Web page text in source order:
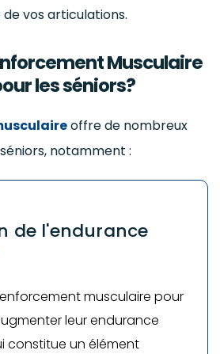
vos articulations.
Musculaire
les séniors?
offre de nombreux
notamment :
de l'endurance
musculaire pour
leur endurance
constitue un élément